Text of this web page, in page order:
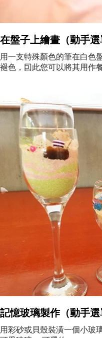
在盤子上繪畫（動手選
用一支特殊顏色的筆在白色
褪色，囙此您可以將其用作
記憶玻璃製作（動手選
用彩砂或貝殼裝潢一個小玻